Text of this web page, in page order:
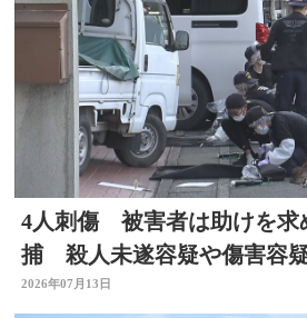
4人刺傷 被害者は助けを
捕 殺人未遂容疑や傷害容
大分県佐伯市
2026年07月13日